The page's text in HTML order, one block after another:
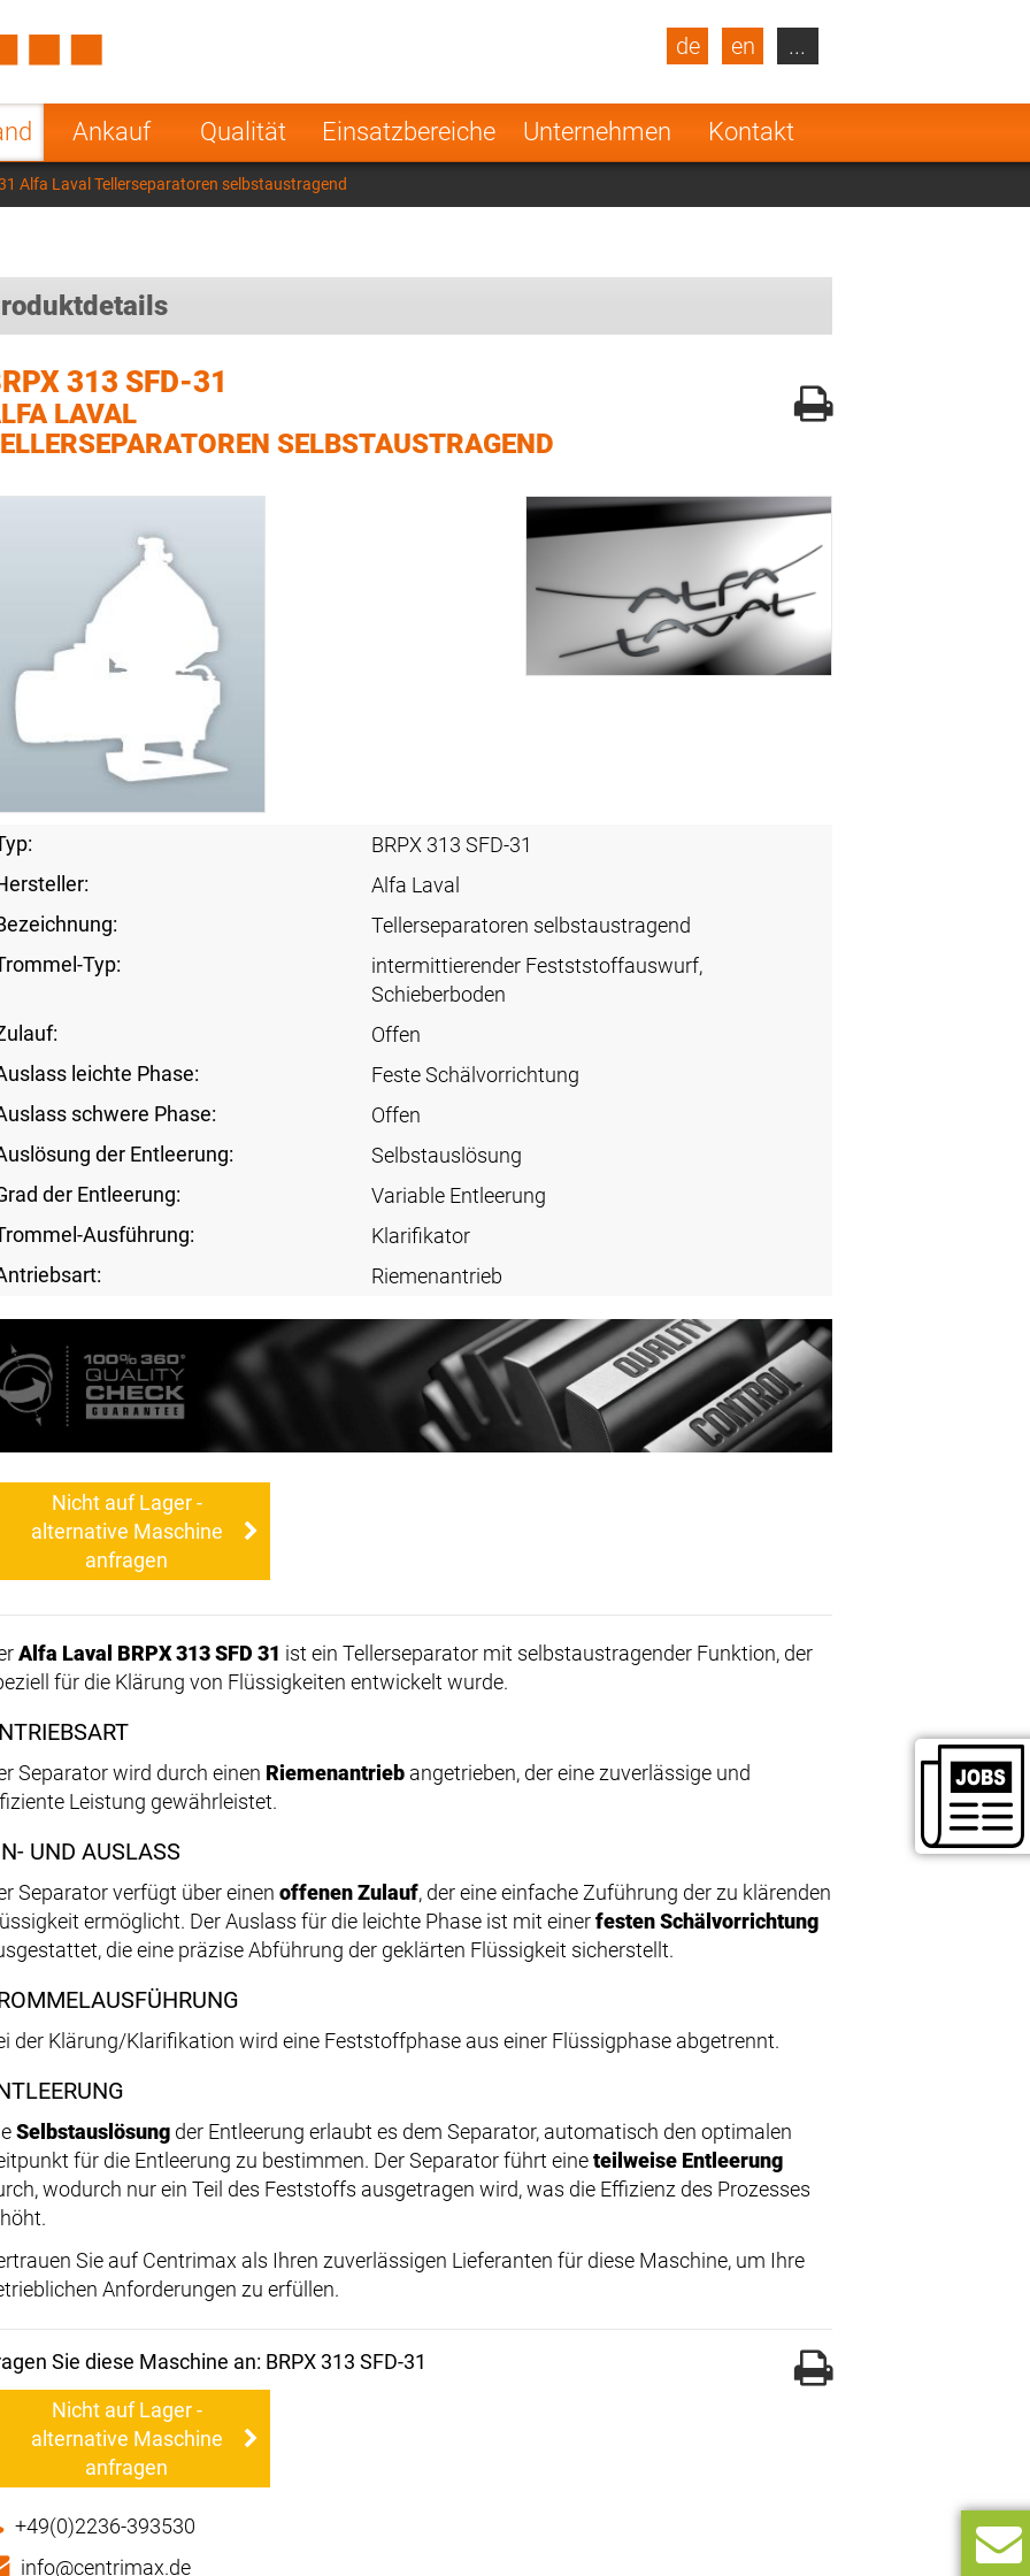
Ankauf Qualität Einsatzbereiche Unternehmen Kontakt
de en
Turkey
Poland Norway
Netherlands
India
...
Alfa Laval Tellerseparatoren selbstaustragend
313 SFD-31
LAVAL
SELBSTAUSTRAGEND
BRPX 313 SFD-31
Alfa Laval
Tellerseparatoren selbstaustragend
Typ:
intermittierender Festststoffauswurf,
Schieberboden
Offen
leichte Phase:
Feste Schälvorrichtung
schwere Phase:
Offen
der Entleerung:
Selbstauslösung
der Entleerung:
Variable Entleerung
Ausführung:
Klarifikator
Riemenantrieb
Nicht auf Lager -
alternative Maschine
anfragen
Alfa Laval BRPX 313 SFD 31 ist ein Tellerseparator mit selbstaustragender Funktion, der
für die Klärung von Flüssigkeiten entwickelt wurde.
Separator wird durch einen Riemenantrieb angetrieben, der eine zuverlässige und
Leistung gewährleistet.
UND AUSLASS
Separator verfügt über einen offenen Zulauf, der eine einfache Zuführung der zu klärenden
ermöglicht. Der Auslass für die leichte Phase ist mit einerfesten Schälvorrichtung
die eine präzise Abführung der geklärten Flüssigkeit sicherstellt.
der Klärung/Klarifikation wird eine Feststoffphase aus einer Flüssigphase abgetrennt.
Selbstauslösung der Entleerung erlaubt es dem Separator, automatisch den optimalen
für die Entleerung zu bestimmen. Der Separator führt eineteilweise Entleerung
wodurch nur ein Teil des Feststoffs ausgetragen wird, was die Effizienz des Prozesses
Sie auf Centrimax als Ihren zuverlässigen Lieferanten für diese Maschine, um Ihre
Anforderungen zu erfüllen.
Sie diese Maschine an: BRPX 313 SFD-31
Nicht auf Lager -
alternative Maschine
anfragen
+49(0)2236-393530
info@centrimax.de